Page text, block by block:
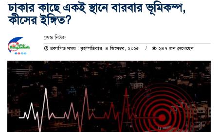
ঢাকার কাছে একই স্থানে বারবার ভূমিকম্প,
কীসের ইঙ্গিত?
ডেস্ক নিউজ
প্রকাশিত সময় : বৃহস্পতিবার, ৪ ডিসেম্বর, ২০২৫
২৪৭ জন দেখেছেন